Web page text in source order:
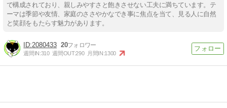
で構成されており、親しみやすさと飽きさせない工夫に満ちています。テ
ーマは季節や友情、家庭のささやかなでき事に焦点を当て、見る人に自然
と笑顔をもたらす魅力があります。
2080433 20
週間IN:310 週間OUT:290 月間IN:1300